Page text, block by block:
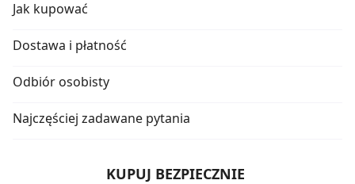
Jak kupować
Dostawa i płatność
Odbiór osobisty
Najczęściej zadawane pytania
KUPUJ BEZPIECZNIE